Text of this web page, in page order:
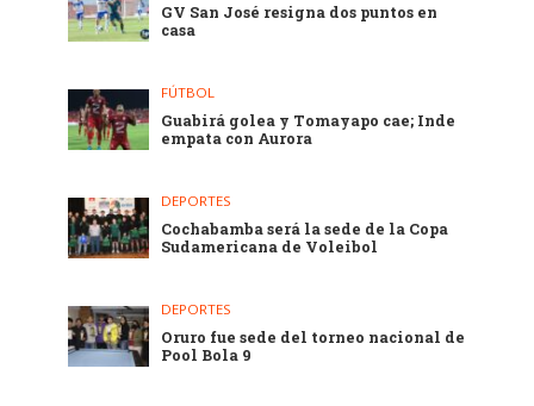
GV San José resigna dos puntos en
casa
FÚTBOL
Guabirá golea y Tomayapo cae; Inde
empata con Aurora
DEPORTES
Cochabamba será la sede de la Copa
Sudamericana de Voleibol
DEPORTES
Oruro fue sede del torneo nacional de
Pool Bola 9